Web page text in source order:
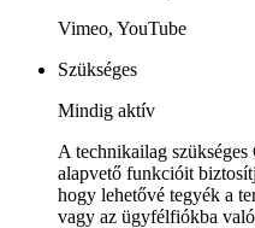
Vimeo, YouTube
Szükséges
Mindig aktív
A technikailag
alapvető funkcióit
hogy lehetővé tegyék a
vagy az ügyfélfiókba